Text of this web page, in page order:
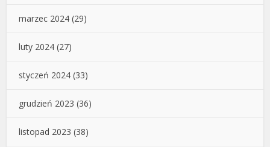
marzec 2024 (29)
luty 2024 (27)
styczeń 2024 (33)
grudzień 2023 (36)
listopad 2023 (38)